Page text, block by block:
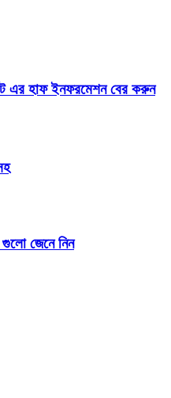
এর হাফ ইনফরমেশন বের করুন
জেনে নিন